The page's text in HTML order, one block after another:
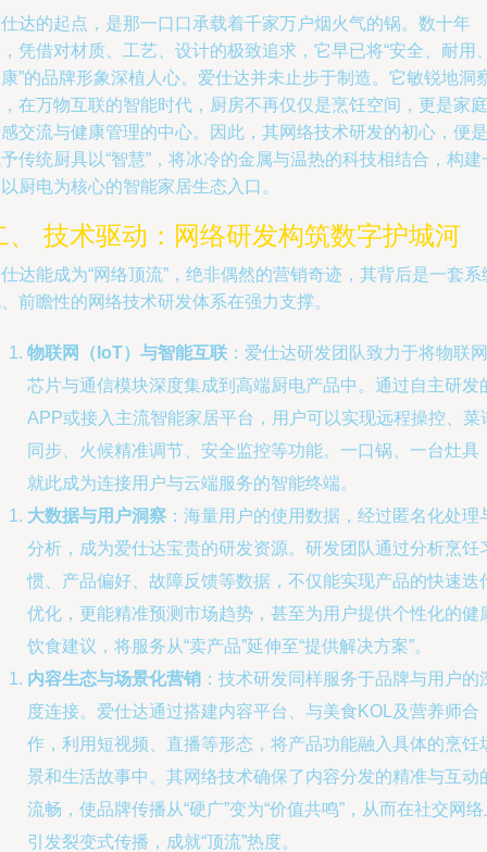
达的起点，是那一口口承载着千家万户烟火气的锅。数十年
凭借对材质、工艺、设计的极致追求，它早已将“安全、耐用
”的品牌形象深植人心。爱仕达并未止步于制造。它敏锐地洞
在万物互联的智能时代，厨房不再仅仅是烹饪空间，更是家庭
交流与健康管理的中心。因此，其网络技术研发的初心，便是
传统厨具以“智慧”，将冰冷的金属与温热的科技相结合，构建
厨电为核心的智能家居生态入口。
、 技术驱动：网络研发构筑数字护城河
达能成为“网络顶流”，绝非偶然的营销奇迹，其背后是一套系
前瞻性的网络技术研发体系在强力支撑。
物联网（IoT）与智能互联 ：爱仕达研发团队致力于将物联网
芯片与通信模块深度集成到高端厨电产品中。通过自主研发
APP或接入主流智能家居平台，用户可以实现远程操控、菜
同步、火候精准调节、安全监控等功能。一口锅、一台灶具
就此成为连接用户与云端服务的智能终端。
大数据与用户洞察 ：海量用户的使用数据，经过匿名化处理
分析，成为爱仕达宝贵的研发资源。研发团队通过分析烹饪
惯、产品偏好、故障反馈等数据，不仅能实现产品的快速迭
优化，更能精准预测市场趋势，甚至为用户提供个性化的健
饮食建议，将服务从“卖产品”延伸至“提供解决方案”。
内容生态与场景化营销 ：技术研发同样服务于品牌与用户的
度连接。爱仕达通过搭建内容平台、与美食KOL及营养师合
作，利用短视频、直播等形态，将产品功能融入具体的烹饪
景和生活故事中。其网络技术确保了内容分发的精准与互动
流畅，使品牌传播从“硬广”变为“价值共鸣”，从而在社交网
引发裂变式传播，成就“顶流”热度。